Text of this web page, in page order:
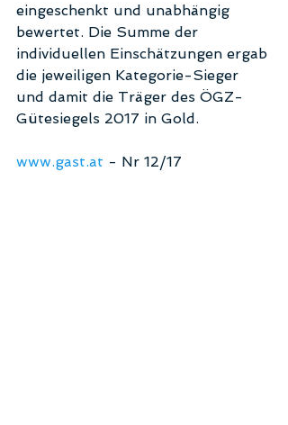
eingeschenkt und unabhängig
bewertet. Die Summe der
individuellen Einschätzungen ergab
die jeweiligen Kategorie-Sieger
und damit die Träger des ÖGZ-
Gütesiegels 2017 in Gold.
www.gast.at - Nr 12/17